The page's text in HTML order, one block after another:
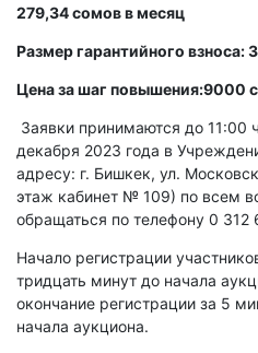
279,34 сомов в месяц
Размер гарантийного взноса:
Цена за шаг повышения:9000
Заявки принимаются до 11:00
декабря 2023 года в
адресу: г. Бишкек, ул.
этаж кабинет № 109) по всем
обращаться по телефону 0 312
Начало регистрации
тридцать минут до начала
окончание регистрации за 5
начала аукциона.